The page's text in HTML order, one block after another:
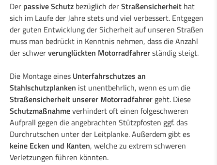
Straßensicherheit
Leitplanken
Motorradfahrerschutz
Holzschutzplanken
Super-Rail, Super-Rail BW & Super-Rail
ECO
Vario-Guard, Mini-Guard, Guard-Vox &
Duo-Rail
Mittelstreifenabsicherung “Gate-Guard”
Anpralldämpfer
Geländer
Der passive Schutz bezüglich derStraßensicherheit hat
sich im Laufe der Jahre stets und viel verbessert. Entgegen
der guten Entwicklung der Sicherheit auf unseren Straßen
muss man bedrückt in Kenntnis nehmen, dass die Anzahl
der schwerverunglückten Motorradfahrerständig steigt.
Die Montage eines Unterfahrschutzes an
Stahlschutzplanken ist unentbehrlich, wenn es um die
Straßensicherheit unserer Motorradfahrer geht. Diese
Schutzmaßnahmeverhindert oft einen folgeschweren
Aufprall gegen die angebrachten Stützpfosten ggf. das
Durchrutschen unter der Leitplanke. Außerdem gibt es
keine Ecken und Kanten, welche zu extrem schweren
Verletzungen führen könnten.